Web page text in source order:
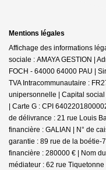
Mentions légales
Affichage des informations
sociale : AMAYA GESTION |
FOCH - 64000 64000 PAU |
TVA Intracommunautaire :
unipersonnelle | Capital social
| Carte G : CPI
de délivrance : 21 rue Louis
financière : GALIAN | N° de
garantie : 89 rue de la boétie-
financière : 280000 € | Nom
médiateur : 62 rue